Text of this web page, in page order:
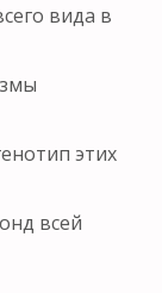
вида в
этих
всей